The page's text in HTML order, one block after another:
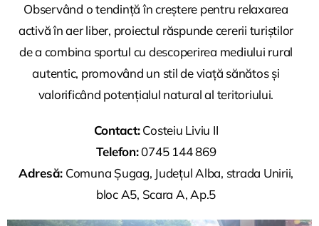
Observând o tendință în creștere pentru relaxarea
activă în aer liber, proiectul răspunde cererii turiștilor
de a combina sportul cu descoperirea mediului rural
autentic, promovând un stil de viață sănătos și
valorificând potențialul natural al teritoriului.
Contact:Costeiu Liviu II
Telefon:0745 144 869
Adresă: Comuna Șugag, Județul Alba, strada Unirii,
bloc A5, Scara A, Ap.5